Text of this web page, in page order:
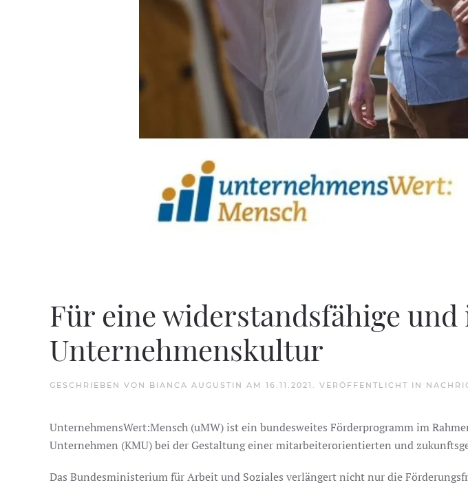
Für eine widerstandsfähige
Unternehmenskultur
GESCHRIEBEN VON BIANCA AUGUSTIN AM 16.11.2021 . VERÖFFENTLICHT IN
UnternehmensWert:Mensch (uMW) ist ein bundesweites Förderprogramm im
Unternehmen (KMU) bei der Gestaltung einer mitarbeiterorientierten und
Das Bundesministerium für Arbeit und Soziales verlängert nicht nur die